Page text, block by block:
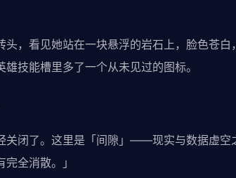
头，看见她站在一块悬浮的岩石上，脸色苍
技能槽里多了一个从未见过的图标。
关闭了。这里是「间隙」——现实与数据虚
全消散。」